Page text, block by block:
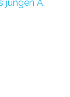
jungen A.